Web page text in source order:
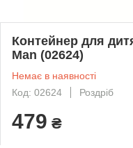
Контейнер для
Man (02624)
Немає в наявності
Код: 02624
Роздріб
479 ₴